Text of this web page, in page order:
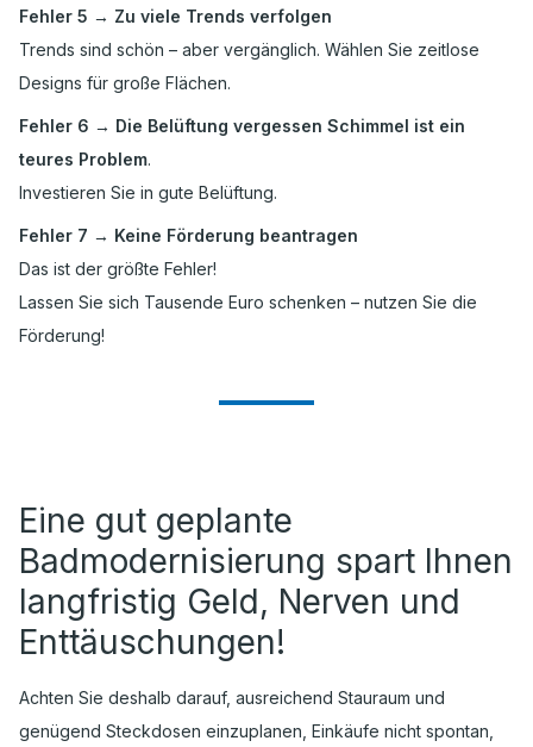
Fehler 5 → Zu viele Trends verfolgen
Trends sind schön – aber vergänglich. Wählen Sie zeitlose
Designs für große Flächen.
Fehler 6 → Die Belüftung vergessen Schimmel ist ein
teures Problem.
Investieren Sie in gute Belüftung.
Fehler 7 → Keine Förderung beantragen
Das ist der größte Fehler!
Lassen Sie sich Tausende Euro schenken – nutzen Sie die
Förderung!
Eine gut geplante
Badmodernisierung spart Ihnen
langfristig Geld, Nerven und
Enttäuschungen!
Achten Sie deshalb darauf, ausreichend Stauraum und
genügend Steckdosen einzuplanen, Einkäufe nicht spontan,